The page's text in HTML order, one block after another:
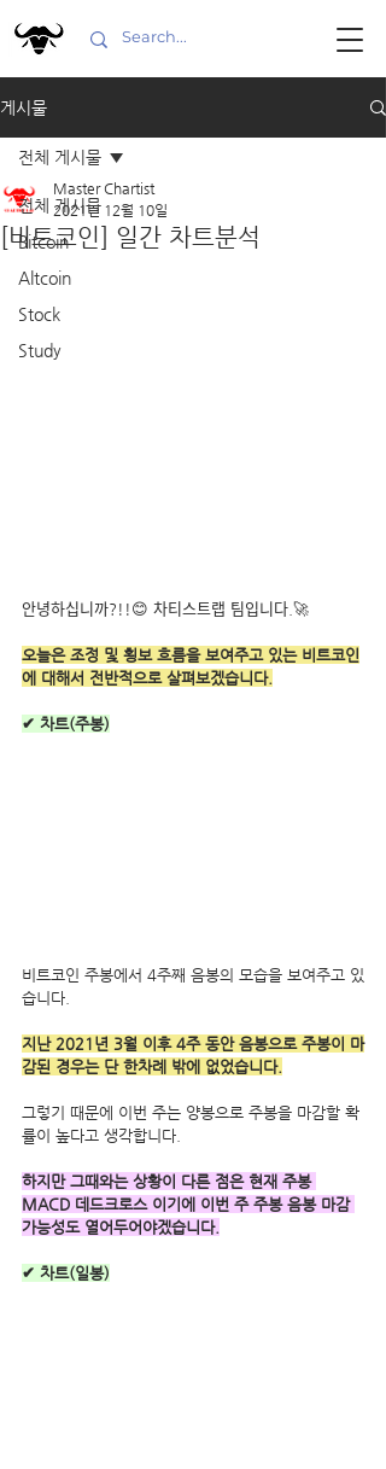
게시물
전체 게시물
Bitcoin
Altcoin
Stock
Study
전체 게시물
[비트코인] 일간 차트분석
Master Chartist
2021년 12월 10일
안녕하십니까?!!😊 차티스트랩 팀입니다.🚀
오늘은 조정 및 횡보 흐름을 보여주고 있는 비트코인
에 대해서 전반적으로 살펴보겠습니다.
✔ 차트(주봉)
비트코인 주봉에서 4주째 음봉의 모습을 보여주고 있
습니다.
지난 2021년 3월 이후 4주 동안 음봉으로 주봉이 마
감된 경우는 단 한차례 밖에 없었습니다.
그렇기 때문에 이번 주는 양봉으로 주봉을 마감할 확
률이 높다고 생각합니다.
하지만 그때와는 상황이 다른 점은 현재 주봉
MACD 데드크로스 이기에 이번 주 주봉 음봉 마감
가능성도 열어두어야겠습니다.
✔ 차트(일봉)